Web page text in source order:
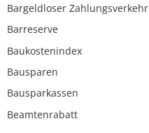
Bargeldloser Zahlungsverkehr
Barreserve
Baukostenindex
Bausparen
Bausparkassen
Beamtenrabatt